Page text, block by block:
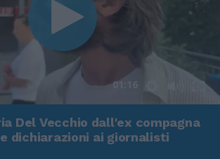
01:16
Del Vecchio dall'ex compagna
dichiarazioni ai giornalisti